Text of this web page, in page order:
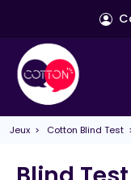
Jeux > Cotton Blind Test